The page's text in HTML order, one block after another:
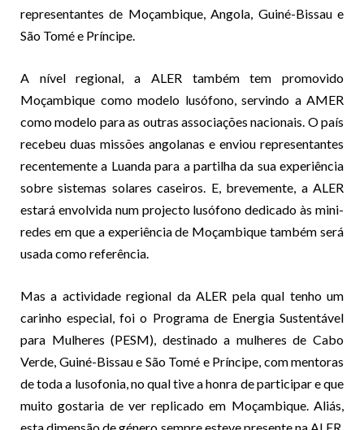
representantes de Moçambique, Angola, Guiné-Bissau e
São Tomé e Príncipe.
A nível regional, a ALER também tem promovido
Moçambique como modelo lusófono, servindo a AMER
como modelo para as outras associações nacionais. O país
recebeu duas missões angolanas e enviou representantes
recentemente a Luanda para a partilha da sua experiência
sobre sistemas solares caseiros. E, brevemente, a ALER
estará envolvida num projecto lusófono dedicado às mini-
redes em que a experiência de Moçambique também será
usada como referência.
Mas a actividade regional da ALER pela qual tenho um
carinho especial, foi o Programa de Energia Sustentável
para Mulheres (PESM), destinado a mulheres de Cabo
Verde, Guiné-Bissau e São Tomé e Príncipe, com mentoras
de toda a lusofonia, no qual tive a honra de participar e que
muito gostaria de ver replicado em Moçambique. Aliás,